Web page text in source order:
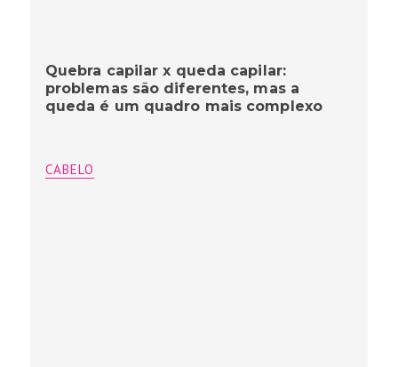
Quebra capilar x queda capilar:
problemas são diferentes, mas a
queda é um quadro mais complexo
CABELO